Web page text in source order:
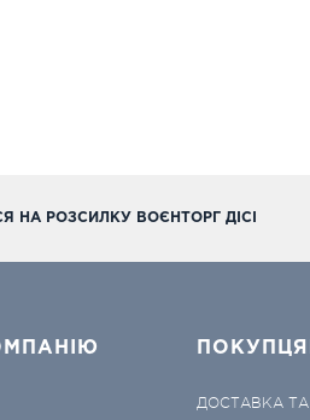
НА РОЗСИЛКУ ВОЄНТОРГ ДІСІ
ДОСТАВКА